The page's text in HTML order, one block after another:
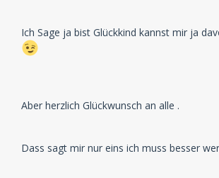
Ich Sage ja bist Glückkind kannst mir ja
Aber herzlich Glückwunsch an alle .
Dass sagt mir nur eins ich muss besser